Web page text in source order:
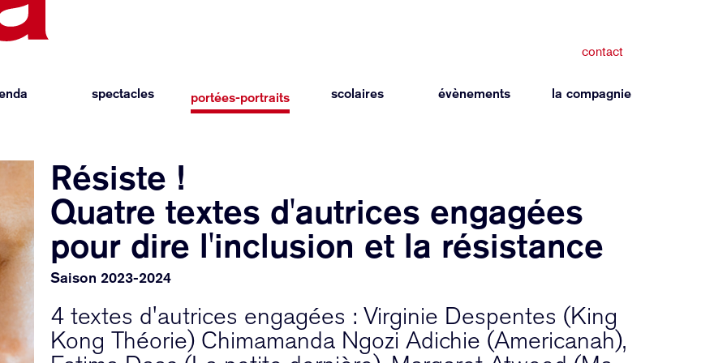
contact
spectacles portées-portraits scolaires évènements la compagnie
Résiste !
Quatre textes d'autrices engagées
pour dire l'inclusion et la résistance
Saison 2023-2024
4 textes d'autrices engagées : Virginie Despentes (King
Kong Théorie) Chimamanda Ngozi Adichie (Americanah),